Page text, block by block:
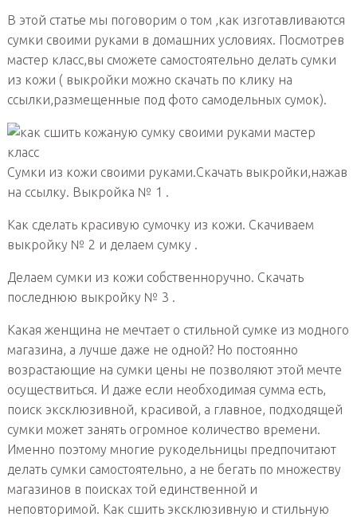
В этой статье мы поговорим о том ,как изготавливаются
сумки своими руками в домашних условиях. Посмотрев
мастер класс,вы сможете самостоятельно делать сумки
из кожи ( выкройки можно скачать по клику на
ссылки,размещенные под фото самодельных сумок).
Сумки из кожи своими руками.Скачать выкройки,нажав
на ссылку. Выкройка № 1 .
Как сделать красивую сумочку из кожи. Скачиваем
выкройку № 2 и делаем сумку .
Делаем сумки из кожи собственноручно. Скачать
последнюю выкройку № 3 .
Какая женщина не мечтает о стильной сумке из модного
магазина, а лучше даже не одной? Но постоянно
возрастающие на сумки цены не позволяют этой мечте
осуществиться. И даже если необходимая сумма есть,
поиск эксклюзивной, красивой, а главное, подходящей
сумки может занять огромное количество времени.
Именно поэтому многие рукодельницы предпочитают
делать сумки самостоятельно, а не бегать по множеству
магазинов в поисках той единственной и
неповторимой. Как сшить эксклюзивную и стильную